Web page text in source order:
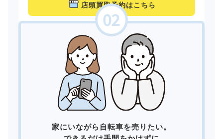
店頭買取予約はこちら
家にいながら自転車を売りたい。